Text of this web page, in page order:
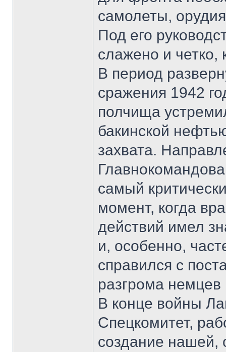
самолеты,
Под его
слажено и четко,
В период
сражения 1942
полчища
бакинской
захвата.
самый
момент, когда
действий имел
и, особенно,
справился с
разгрома
В конце войны
Спецкомитет,
создание нашей,